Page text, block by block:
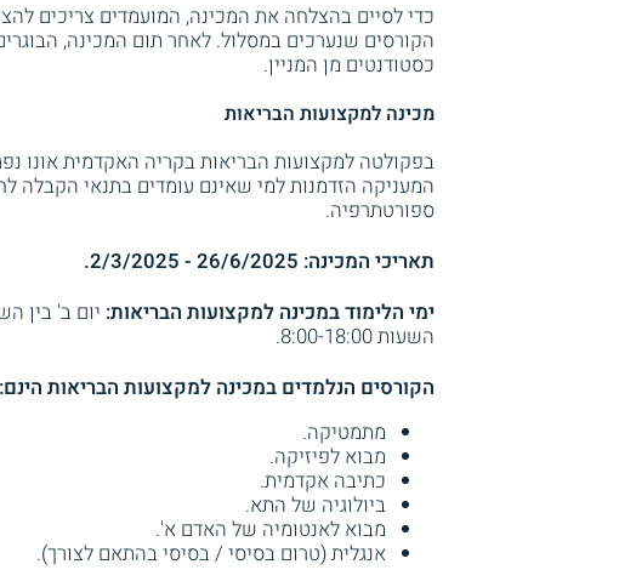
הקורסים שנערכים במסלול. לאחר תום המכינה,
כסטודנטים מן המניין.
מכינה למקצועות הבריאות
בפקולטה למקצועות הבריאות בקריה האקדמית אונו
המעניקה הזדמנות למי שאינם עומדים בתנאי הקבלה
ספורטתרפיה.
תאריכי המכינה: 26/6/2025 - 2/3/2025.
ימי הלימוד במכינה למקצועות הבריאות:
השעות 8:00-18:00.
הקורסים הנלמדים במכינה למקצועות הבריאות הינם:
מתמטיקה.
מבוא לפיזיקה.
כתיבה אקדמית.
ביולוגיה של התא.
מבוא לאנטומיה של האדם א'.
אנגלית (טרום בסיסי / בסיסי בהתאם לצורך).